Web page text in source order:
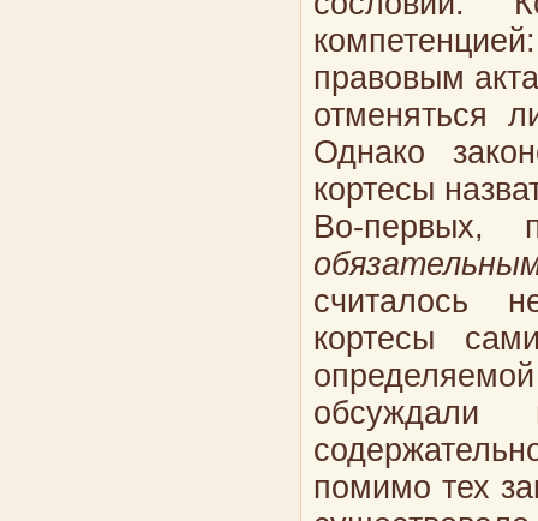
правовым
отменяться
Однако
кортесы
Во-первых,
считалось
кортесы
обсуждали
помимо тех